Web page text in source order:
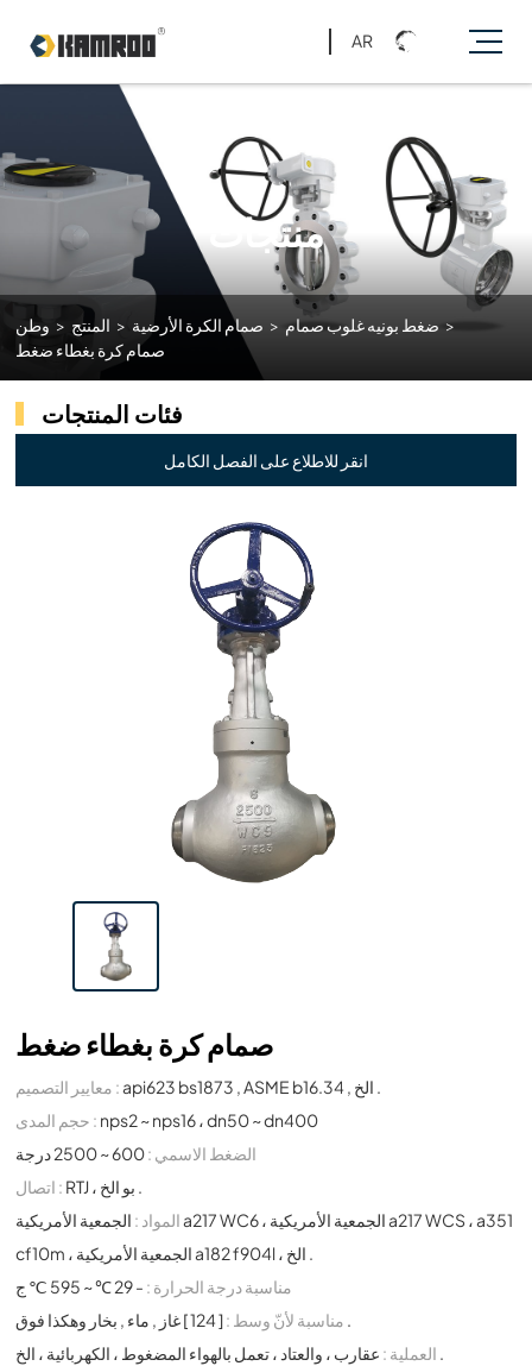
AR
منتجات
وطن > المنتج > صمام الكرة الأرضية > ضغط بونيه غلوب صمام >
صمام كرة بغطاء ضغط
فئات المنتجات
انقر للاطلاع على الفصل الكامل
صمام كرة بغطاء ضغط
معايير التصميم :
api623 bs1873 , ASME b16.34 , الخ .
حجم المدى : nps2 ~ nps16 ، dn50 ~ dn400
الضغط الاسمي :600 ~ 2500 درجة
اتصال :
RTJ ، بو الخ .
المواد : الجمعية الأمريكية a217 WC6 ، الجمعية الأمريكية a217 WCS ، a351
cf10m ، الجمعية الأمريكية a182 f904l ، الخ .
مناسبة درجة الحرارة : - 29 ℃ ~ 595 ℃ ج
مناسبة لأنّ وسط : [ 124 ] غاز , ماء , بخار وهكذا فوق .
العملية : عقارب ، والعتاد ، تعمل بالهواء المضغوط ، الكهربائية ، الخ .